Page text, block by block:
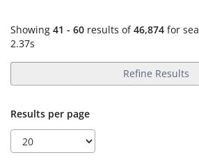
Showing 41 - 60 results of46,874 for
2.37s
Refine Results
Results per page